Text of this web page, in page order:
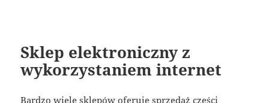
Sklep elektroniczny z
wykorzystaniem internet
Bardzo wiele sklepów oferuje sprzedaż części